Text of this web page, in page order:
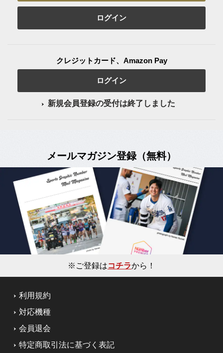
ログイン
クレジットカード、Amazon Pay
ログイン
新規会員登録の受付は終了しました
メールマガジン登録（無料）
※ご登録はコチラから！
利用規約
対応機種
会員退会
特定商取引法に基づく表記